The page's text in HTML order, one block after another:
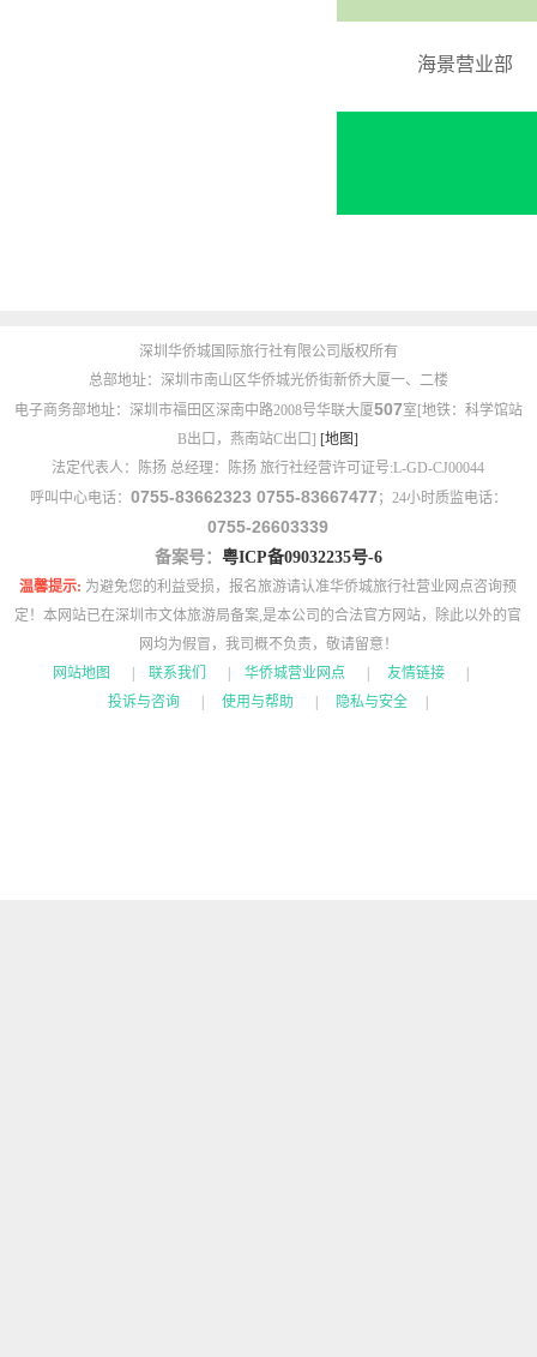
海景营业部
深圳华侨城国际旅行社有限公司版权所有
总部地址：深圳市南山区华侨城光侨街新侨大厦一、二楼
电子商务部地址：深圳市福田区深南中路2008号华联大厦507室[地铁：科学馆站
B出口，燕南站C出口] [地图]
法定代表人：陈扬 总经理：陈扬 旅行社经营许可证号:L-GD-CJ00044
呼叫中心电话： 0755-83662323 0755-83667477 ；24小时质监电话：
0755-26603339
备案号： 粤ICP备09032235号-6
温馨提示: 为避免您的利益受损，报名旅游请认准华侨城旅行社营业网点咨询预
定！本网站已在深圳市文体旅游局备案,是本公司的合法官方网站，除此以外的官
网均为假冒，我司概不负责，敬请留意！
网站地图
|联系我们 |华侨城营业网点 |友情链接
投诉与咨询
|使用与帮助 隐私与安全